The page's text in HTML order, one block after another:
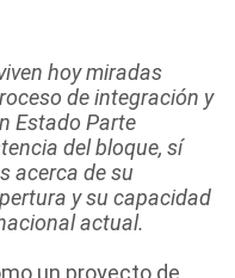
hoy miradas
de integración y
Estado Parte
del bloque, sí
acerca de su
y su capacidad
actual.
un proyecto de